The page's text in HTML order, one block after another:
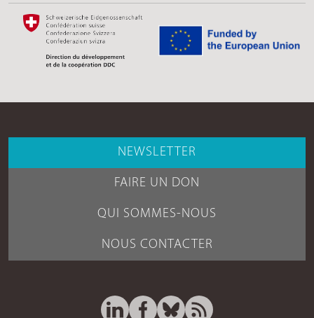
NEWSLETTER
FAIRE UN DON
QUI SOMMES-NOUS
NOUS CONTACTER